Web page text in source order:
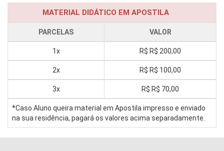
MATERIAL DIDÁTICO EM APOSTILA
PARCELAS VALOR
1x R$ R$ 200,00
2x R$ R$ 100,00
3x R$ R$ 70,00
*Caso Aluno queira material em Apostila impresso e enviado
na sua residência, pagará os valores acima separadamente.